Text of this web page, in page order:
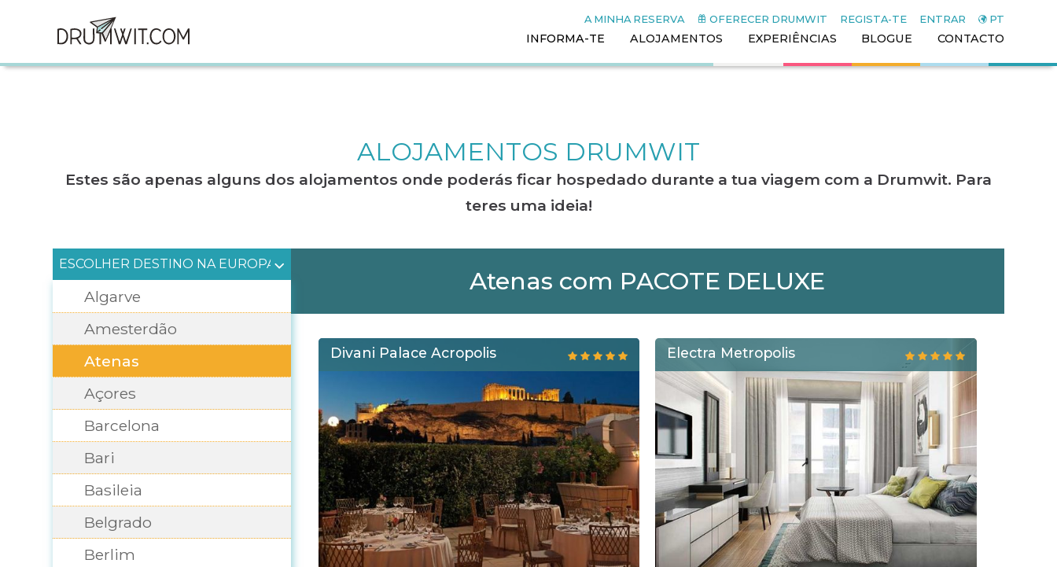
PT
ENTRAR
REGISTA-TE
OFERECER DRUMWIT
A MINHA RESERVA
INFORMA-TE ALOJAMENTOS EXPERIÊNCIAS BLOGUE CONTACTO
ALOJAMENTOS DRUMWIT
Estes são apenas alguns dos alojamentos onde poderás ficar hospedado durante a tua viagem com a Drumwit. Para
teres uma ideia!
ESCOLHER DESTINO NA EUROPA
Algarve
Amesterdão
Atenas
Açores
Barcelona
Bari
Basileia
Belgrado
Berlim
Atenas com PACOTE DELUXE
Divani Palace Acropolis Electra Metropolis